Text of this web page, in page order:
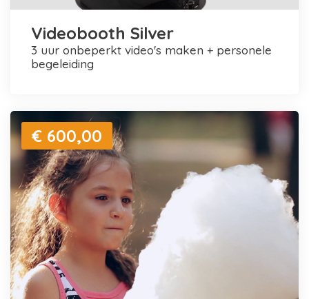
Videobooth Silver
3 uur onbeperkt video's maken + personele
begeleiding
€ 600,00